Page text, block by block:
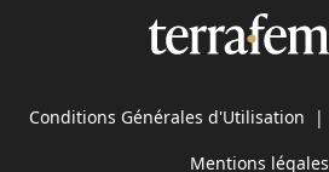
Conditions Générales d'Utilisation |
Mentions légales